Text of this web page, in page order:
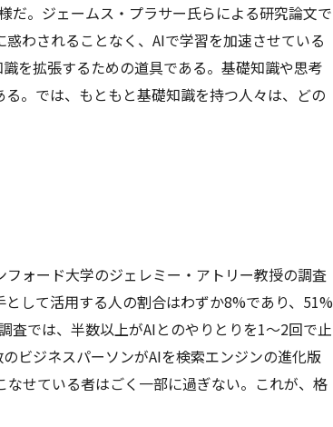
だ。ジェームス・プラサー氏らによる研究論文で
わされることなく、AIで学習を加速させている
を拡張するための道具である。基礎知識や思考
。では、もともと基礎知識を持つ人々は、どの
ォード大学のジェレミー・アトリー教授の調査
して活用する人の割合はわずか8%であり、51%
では、半数以上がAIとのやりとりを1～2回で止
ビジネスパーソンがAIを検索エンジンの進化版
せている者はごく一部に過ぎない。これが、格